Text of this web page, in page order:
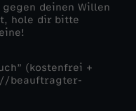
deinen Willen
hole dir bitte
(kostenfrei +
beauftragter-